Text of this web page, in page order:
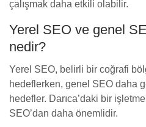
çalışmak daha etkili olabilir.
Yerel SEO ve genel
nedir?
Yerel SEO, belirli bir coğrafi
hedeflerken, genel SEO daha
hedefler. Darıca’daki bir
SEO’dan daha önemlidir.